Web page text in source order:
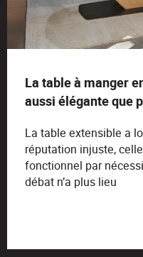
La table à manger
aussi élégante que
La table extensible a
réputation injuste,
fonctionnel par
débat n’a plus lieu